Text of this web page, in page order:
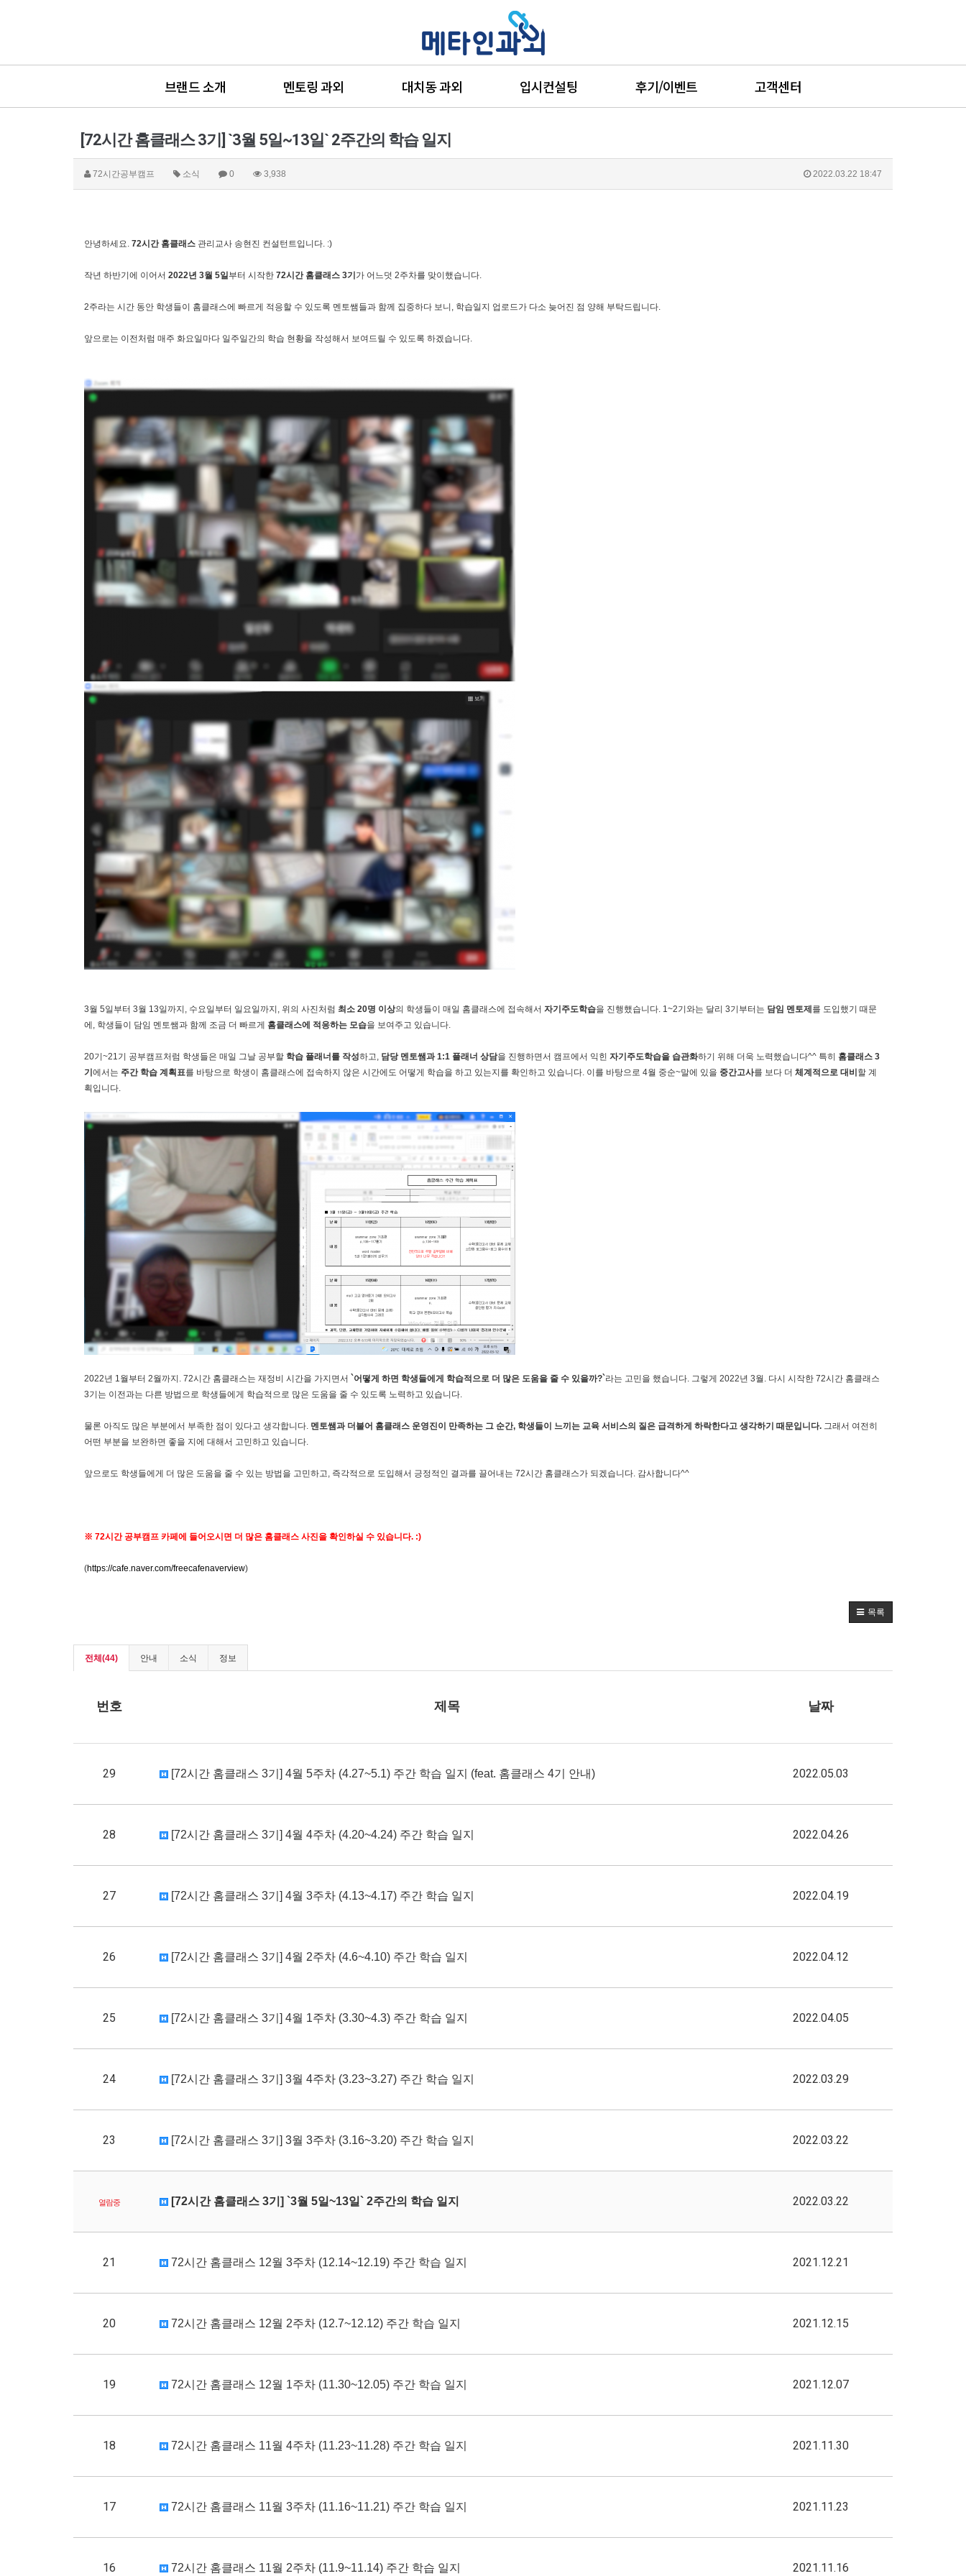
브랜드 소개 멘토링 과외 대치동 과외 입시컨설팅 후기/이벤트 고객센터
[72시간 홈클래스 3기] `3월 5일~13일` 2주간의 학습 일지
72시간공부캠프 소식 0 3,938 2022.03.22 18:47
안녕하세요. 72시간 홈클래스 관리교사 송현진 컨설턴트입니다. :)
작년 하반기에 이어서 2022년 3월 5일부터 시작한 72시간 홈클래스 3기 가 어느덧 2주차를 맞이했습니다.
2주라는 시간 동안 학생들이 홈클래스에 빠르게 적응할 수 있도록 멘토쌤들과 함께 집중하다 보니, 학습일지 업로드가 다소 늦어진 점 양해 부탁드립니다.
앞으로는 이전처럼 매주 화요일마다 일주일간의 학습 현황을 작성해서 보여드릴 수 있도록 하겠습니다.
3월 5일부터 3월 13일까지, 수요일부터 일요일까지, 위의 사진처럼 최소 20명 이상의 학생들이 매일 홈클래스에 접속해서 자기주도학습을 진행했습니다. 1~2기와는 달리 3기부터는 담임 멘토제 를 도입했기 때문
에, 학생들이 담임 멘토쌤과 함께 조금 더 빠르게 홈클래스에 적응하는 모습을 보여주고 있습니다.
20기~21기 공부캠프처럼 학생들은 매일 그날 공부할 학습 플래너를 작성하고, 담당 멘토쌤과 1:1 플래너 상담을 진행하면서 캠프에서 익힌 자기주도학습을 습관화하기 위해 더욱 노력했습니다^^ 특히 홈클래스 3
기 에서는 주간 학습 계획표를 바탕으로 학생이 홈클래스에 접속하지 않은 시간에도 어떻게 학습을 하고 있는지를 확인하고 있습니다. 이를 바탕으로 4월 중순~말에 있을 중간고사를 보다 더 체계적으로 대비 할 계
획입니다.
2022년 1월부터 2월까지. 72시간 홈클래스는 재정비 시간을 가지면서 `어떻게 하면 학생들에게 학습적으로 더 많은 도움을 줄 수 있을까?`라는 고민을 했습니다. 그렇게 2022년 3월. 다시 시작한 72시간 홈클래스
3기는 이전과는 다른 방법으로 학생들에게 학습적으로 많은 도움을 줄 수 있도록 노력하고 있습니다.
물론 아직도 많은 부분에서 부족한 점이 있다고 생각합니다. 멘토쌤과 더불어 홈클래스 운영진이 만족하는 그 순간, 학생들이 느끼는 교육 서비스의 질은 급격하게 하락한다고 생각하기 때문입니다. 그래서 여전히
어떤 부분을 보완하면 좋을 지에 대해서 고민하고 있습니다.
앞으로도 학생들에게 더 많은 도움을 줄 수 있는 방법을 고민하고, 즉각적으로 도입해서 긍정적인 결과를 끌어내는 72시간 홈클래스가 되겠습니다. 감사합니다^^
※ 72시간 공부캠프 카페에 들어오시면 더 많은 홈클래스 사진을 확인하실 수 있습니다. :)
(https://cafe.naver.com/freecafenaverview)
목록
전체(44) 안내 소식 정보
번호 제목 날짜
29 [72시간 홈클래스 3기] 4월 5주차 (4.27~5.1) 주간 학습 일지 (feat. 홈클래스 4기 안내) 2022.05.03
28 [72시간 홈클래스 3기] 4월 4주차 (4.20~4.24) 주간 학습 일지 2022.04.26
27 [72시간 홈클래스 3기] 4월 3주차 (4.13~4.17) 주간 학습 일지 2022.04.19
26 [72시간 홈클래스 3기] 4월 2주차 (4.6~4.10) 주간 학습 일지 2022.04.12
25 [72시간 홈클래스 3기] 4월 1주차 (3.30~4.3) 주간 학습 일지 2022.04.05
24 [72시간 홈클래스 3기] 3월 4주차 (3.23~3.27) 주간 학습 일지 2022.03.29
23 [72시간 홈클래스 3기] 3월 3주차 (3.16~3.20) 주간 학습 일지 2022.03.22
열람중 [72시간 홈클래스 3기] `3월 5일~13일` 2주간의 학습 일지 2022.03.22
21 72시간 홈클래스 12월 3주차 (12.14~12.19) 주간 학습 일지 2021.12.21
20 72시간 홈클래스 12월 2주차 (12.7~12.12) 주간 학습 일지 2021.12.15
19 72시간 홈클래스 12월 1주차 (11.30~12.05) 주간 학습 일지 2021.12.07
18 72시간 홈클래스 11월 4주차 (11.23~11.28) 주간 학습 일지 2021.11.30
17 72시간 홈클래스 11월 3주차 (11.16~11.21) 주간 학습 일지 2021.11.23
16 72시간 홈클래스 11월 2주차 (11.9~11.14) 주간 학습 일지 2021.11.16